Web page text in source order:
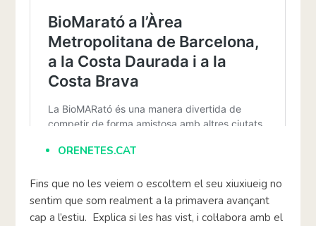
ORENETES.CAT
Fins que no les veiem o escoltem el seu xiuxiueig no
sentim que som realment a la primavera avançant
cap a l’estiu. Explica si les has vist, i col·labora amb el